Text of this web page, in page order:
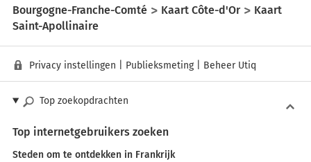
Bourgogne-Franche-Comté
Kaart Côte-d'Or
Kaart
Saint-Apollinaire
Privacy instellingen Publieksmeting| Beheer Utiq
Top zoekopdrachten
Top internetgebruikers zoeken
Steden om te ontdekken in Frankrijk